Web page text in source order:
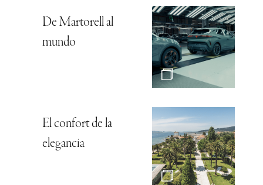
De Martorell al
mundo
El confort de la
elegancia